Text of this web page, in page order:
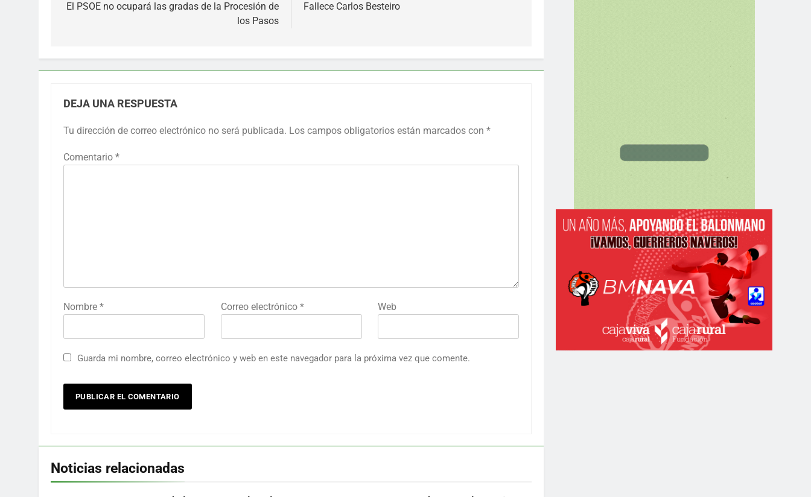
de
El PSOE no ocupará las gradas de la Procesión de
los Pasos
Fallece Carlos Besteiro
DEJA UNA RESPUESTA
Tu dirección de correo electrónico no será publicada. Los campos obligatorios están marcados con *
Comentario *
Nombre * Correo electrónico * Web
Guarda mi nombre, correo electrónico y web en este navegador para la próxima vez que comente.
Noticias relacionadas